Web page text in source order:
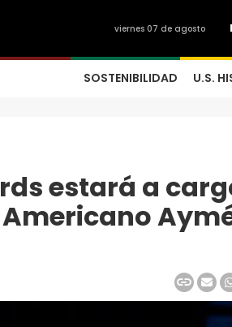
viernes 07 de agosto
SOSTENIBILIDAD U.S.
estará a